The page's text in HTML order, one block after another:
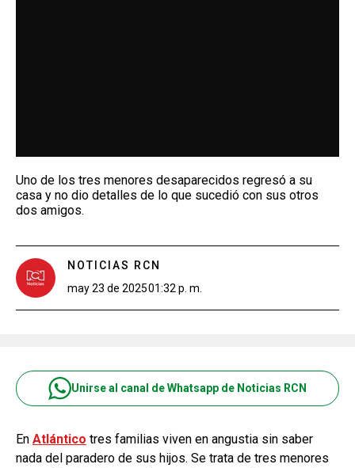
Uno de los tres menores desaparecidos regresó a su
casa y no dio detalles de lo que sucedió con sus otros
dos amigos.
NOTICIAS RCN
may 23 de 202501:32 p. m.
Unirse al canal de Whatsapp de Noticias RCN
En Atlántico tres familias viven en angustia sin saber
nada del paradero de sus hijos. Se trata de tres menores